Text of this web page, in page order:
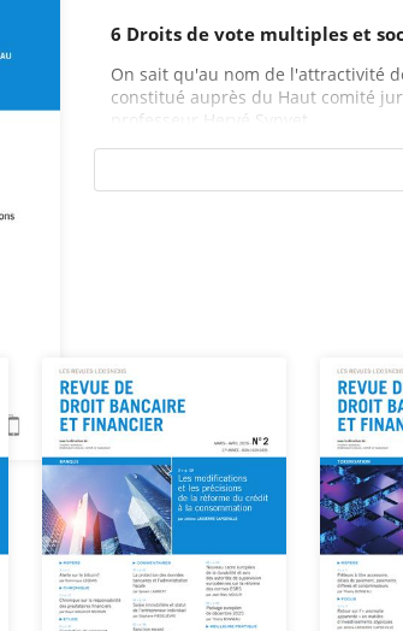
6 Droits de vote multiples et
On sait qu'au nom de l'attractivité
constitué auprès du Haut comité
professeur Hervé Synvet,...